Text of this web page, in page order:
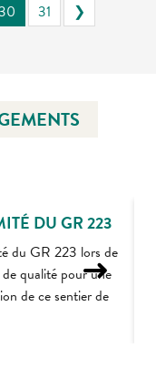
31
❯
DU GR 223
du GR 223 lors de
qualité pour une
de ce sentier de